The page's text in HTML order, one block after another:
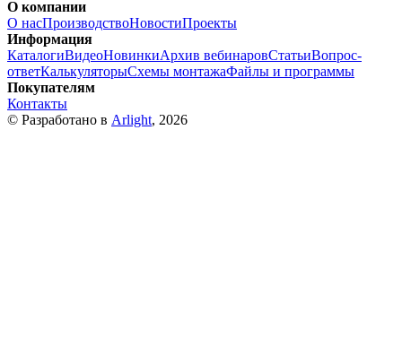
О компании
О насПроизводствоНовостиПроекты
Информация
КаталогиВидеоНовинкиАрхив вебинаровСтатьиВопрос-
ответКалькуляторыСхемы монтажаФайлы и программы
Покупателям
Контакты
© Разработано в Arlight, 2026